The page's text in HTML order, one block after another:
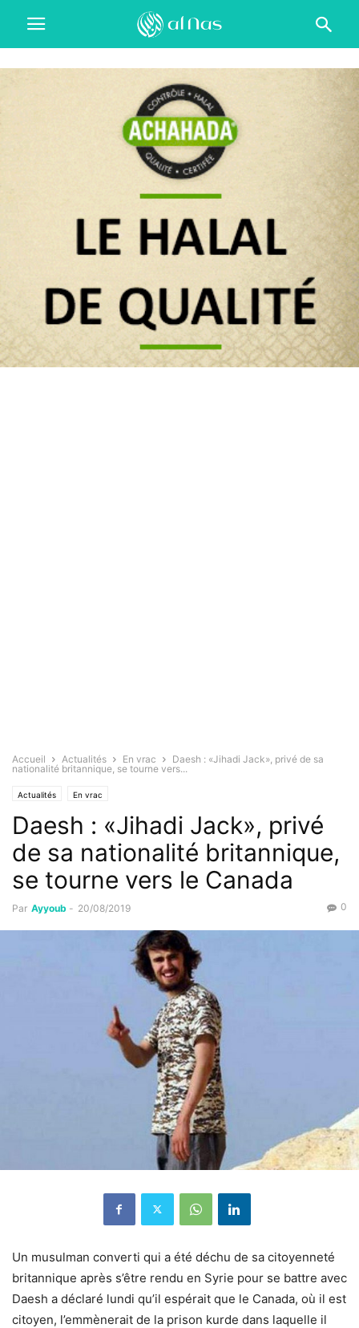
Accueil Actualités En vrac
Daesh : «Jihadi Jack», privé de sa
nationalité britannique, se tourne vers...
Actualités En vrac
Daesh : «Jihadi Jack», privé
de sa nationalité britannique,
se tourne vers le Canada
Par Ayyoub - 20/08/2019 0
Un musulman converti qui a été déchu de sa citoyenneté
britannique après s’être rendu en Syrie pour se battre avec
Daesh a déclaré lundi qu’il espérait que le Canada, où il est
citoyen, l’emmènerait de la prison kurde dans laquelle il